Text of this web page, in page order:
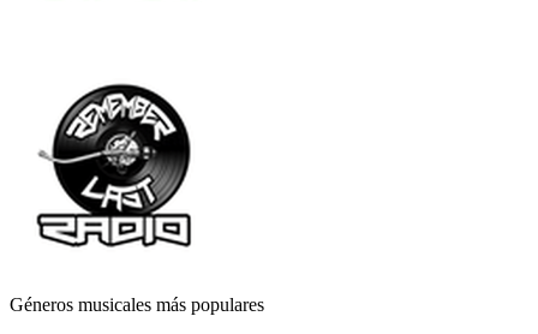
Géneros musicales más populares